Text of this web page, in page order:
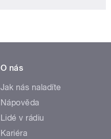
O nás
Jak nás naladíte
Nápověda
Lidé v rádiu
Kariéra